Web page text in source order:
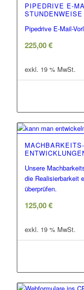
PIPEDRIVE E-
Pipedrive E-Mail-
225,00€
exkl. 19 % MwSt.
Unsere
die Realisierbarkeit
überprüfen.
125,00€
exkl. 19 % MwSt.